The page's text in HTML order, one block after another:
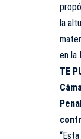
la
en la
TE